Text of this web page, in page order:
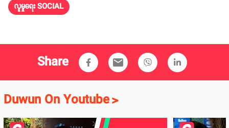
လူမှုရေး SOCIAL
Share email
Duwun On Youtube>